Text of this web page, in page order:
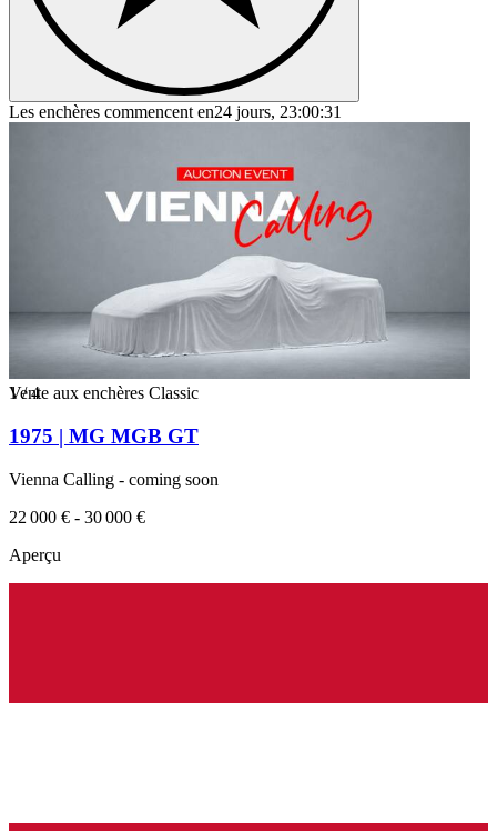
Les enchères commencent en24 jours, 23:00:31
1/4
Vente aux enchères Classic
1975 | MG MGB GT
Vienna Calling - coming soon
22 000 € - 30 000 €
Aperçu